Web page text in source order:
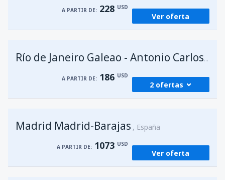
A PARTIR DE: 228 USD
Ver oferta
Río de Janeiro Galeao - Antonio Carlos Jobim
A PARTIR DE: 186 USD
2 ofertas
A PARTIR DE: 227USD
Asunción, Silvio Pettirossi (ASU)
A PARTIR DE: 186USD
Madrid Madrid-Barajas España
A PARTIR DE: 1073 USD
Ver oferta